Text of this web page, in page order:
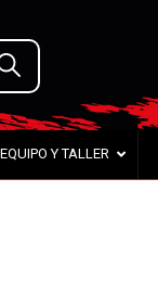
EQUIPO Y TALLER